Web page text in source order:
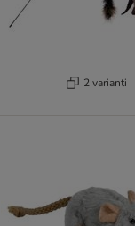
2 varianti